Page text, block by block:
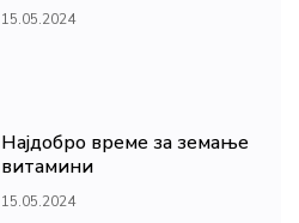
15.05.2024
Најдобро време за земање
витамини
15.05.2024